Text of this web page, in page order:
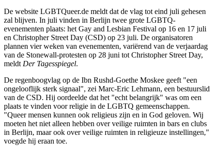
De website LGBTQueer.de meldt dat de vlag tot eind juli gehesen
zal blijven. In juli vinden in Berlijn twee grote LGBTQ-
evenementen plaats: het Gay and Lesbian Festival op 16 en 17 juli
en Christopher Street Day (CSD) op 23 juli. De organisatoren
plannen vier weken van evenementen, variërend van de verjaardag
van de Stonewall-protesten op 28 juni tot Christopher Street Day,
meldt Der Tagesspiegel.
De regenboogvlag op de Ibn Rushd-Goethe Moskee geeft "een
ongelooflijk sterk signaal", zei Marc-Eric Lehmann, een bestuurslid
van de CSD. Hij oordeelde dat het "echt belangrijk" was om een
plaats te vinden voor religie in de LGBTQ gemeenschappen.
"Queer mensen kunnen ook religieus zijn en in God geloven. Wij
moeten het niet alleen hebben over veilige ruimten in bars en clubs
in Berlijn, maar ook over veilige ruimten in religieuze instellingen,"
voegde hij eraan toe.